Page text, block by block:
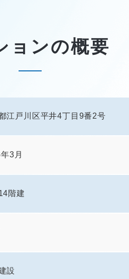
ョンの概要
江戸川区平井4丁目9番2号
3月
階建
設